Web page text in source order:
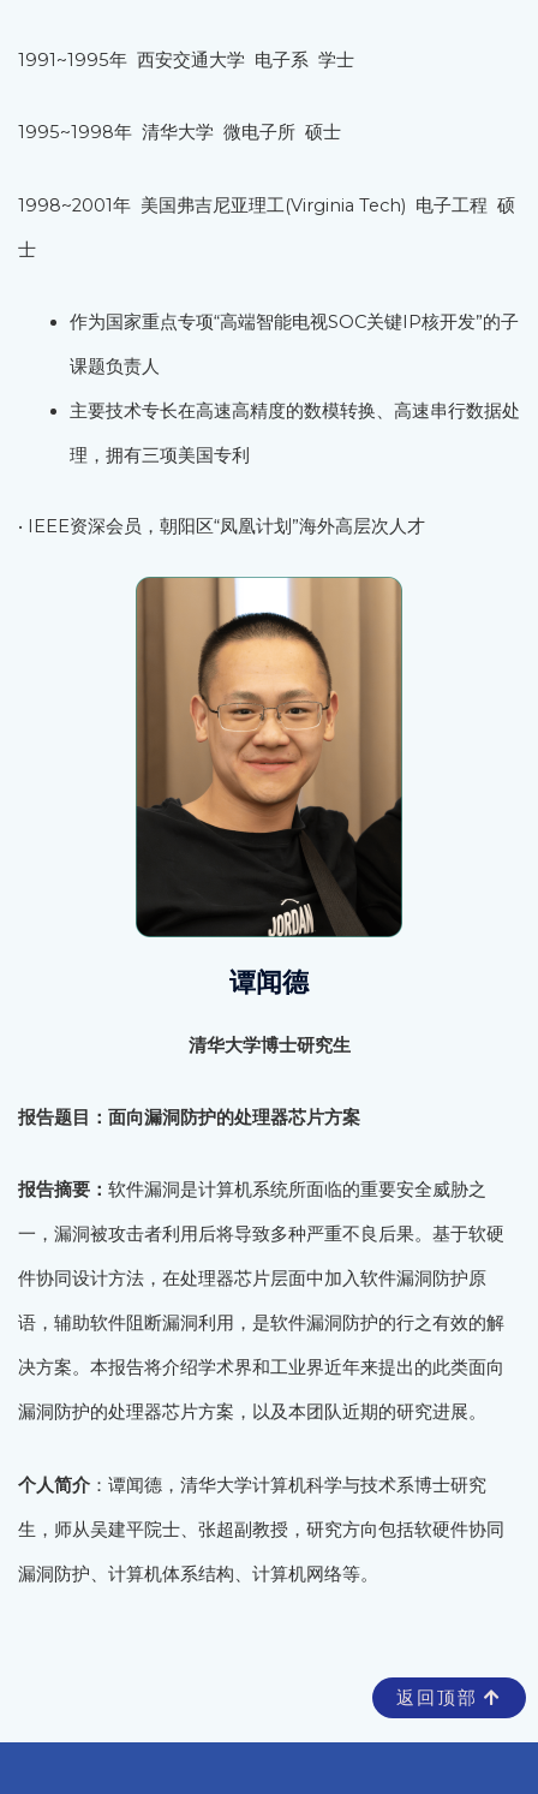
1991~1995年 西安交通大学 电子系 学士
1995~1998年 清华大学 微电子所 硕士
1998~2001年 美国弗吉尼亚理工(Virginia Tech) 电子工程 硕
士
作为国家重点专项“高端智能电视SOC关键IP核开发”的子
课题负责人
主要技术专长在高速高精度的数模转换、高速串行数据处
理，拥有三项美国专利
• IEEE资深会员，朝阳区“凤凰计划”海外高层次人才
谭闻德
清华大学博士研究生
报告题目：面向漏洞防护的处理器芯片方案
报告摘要： 软件漏洞是计算机系统所面临的重要安全威胁之
一，漏洞被攻击者利用后将导致多种严重不良后果。基于软硬
件协同设计方法，在处理器芯片层面中加入软件漏洞防护原
语，辅助软件阻断漏洞利用，是软件漏洞防护的行之有效的解
决方案。本报告将介绍学术界和工业界近年来提出的此类面向
漏洞防护的处理器芯片方案，以及本团队近期的研究进展。
个人简介：谭闻德，清华大学计算机科学与技术系博士研究
生，师从吴建平院士、张超副教授，研究方向包括软硬件协同
漏洞防护、计算机体系结构、计算机网络等。
返回顶部